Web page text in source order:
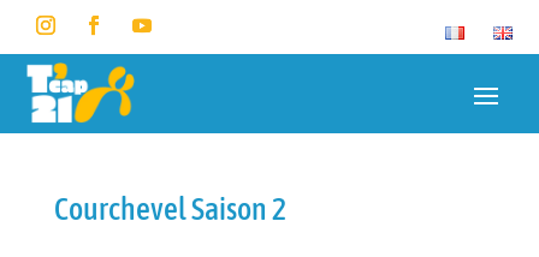
Courchevel Saison 2